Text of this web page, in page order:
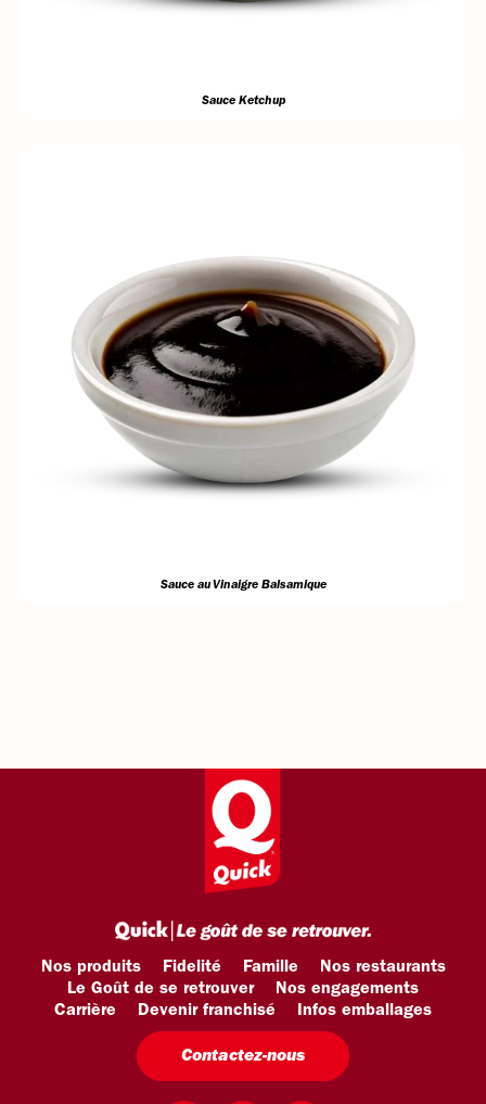
Sauce Ketchup
Sauce au Vinaigre Balsamique
Nos produits Fidelité Famille
Nos restaurants
Le Goût de se retrouver
Nos engagements
Carrière
Devenir franchisé Infos emballages
Contactez-nous